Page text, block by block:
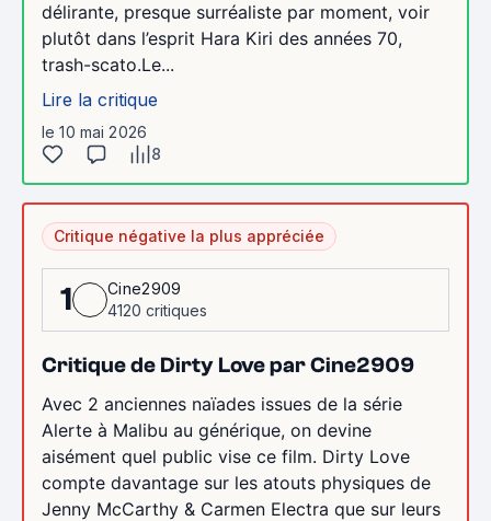
délirante, presque surréaliste par moment, voir
plutôt dans l’esprit Hara Kiri des années 70,
trash-scato.Le...
Lire la critique
le 10 mai 2026
8
Critique négative la plus appréciée
1
Cine2909
4120 critiques
Critique de Dirty Love par Cine2909
Avec 2 anciennes naïades issues de la série
Alerte à Malibu au générique, on devine
aisément quel public vise ce film. Dirty Love
compte davantage sur les atouts physiques de
Jenny McCarthy & Carmen Electra que sur leurs